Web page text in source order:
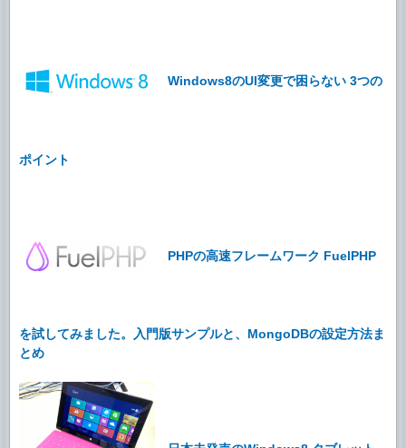
Windows8のUI変更で困らない 3つの
ポイント
PHPの高速フレームワーク FuelPHP
を試してみました。入門版サンプルと、MongoDBの設定方法ま
とめ